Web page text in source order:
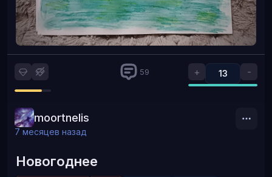
+ 13 -
59
moortnelis
7 месяцев назад
Новогоднее